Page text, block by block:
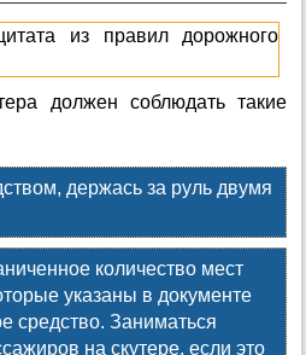
должен соблюдать такие
держась за руль двумя
количество мест
указаны в документе
средство. Заниматься
на скутере, если это